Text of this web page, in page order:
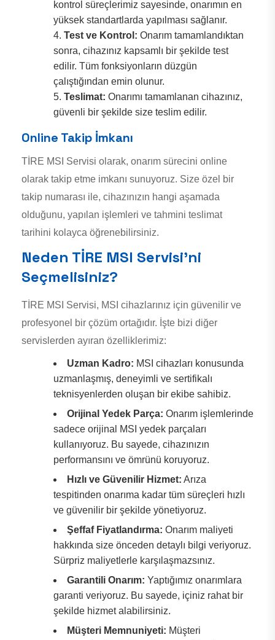
kontrol süreçlerimiz sayesinde, onarımın en
yüksek standartlarda yapılması sağlanır.
Test ve Kontrol: Onarım tamamlandıktan
sonra, cihazınız kapsamlı bir şekilde test
edilir. Tüm fonksiyonların düzgün
çalıştığından emin olunur.
Teslimat: Onarımı tamamlanan cihazınız,
güvenli bir şekilde size teslim edilir.
Online Takip İmkanı
TİRE MSI Servisi olarak, onarım sürecini online
olarak takip etme imkanı sunuyoruz. Size özel bir
takip numarası ile, cihazınızın hangi aşamada
olduğunu, yapılan işlemleri ve tahmini teslimat
tarihini kolayca öğrenebilirsiniz.
Neden TİRE MSI Servisi’ni
Seçmelisiniz?
TİRE MSI Servisi, MSI cihazlarınız için güvenilir ve
profesyonel bir çözüm ortağıdır. İşte bizi diğer
servislerden ayıran özelliklerimiz:
Uzman Kadro: MSI cihazları konusunda
uzmanlaşmış, deneyimli ve sertifikalı
teknisyenlerden oluşan bir ekibe sahibiz.
Orijinal Yedek Parça: Onarım işlemlerinde
sadece orijinal MSI yedek parçaları
kullanıyoruz. Bu sayede, cihazınızın
performansını ve ömrünü koruyoruz.
Hızlı ve Güvenilir Hizmet: Arıza
tespitinden onarıma kadar tüm süreçleri hızlı
ve güvenilir bir şekilde yönetiyoruz.
Şeffaf Fiyatlandırma: Onarım maliyeti
hakkında size önceden detaylı bilgi veriyoruz.
Sürpriz maliyetlerle karşılaşmazsınız.
Garantili Onarım: Yaptığımız onarımlara
garanti veriyoruz. Bu sayede, içiniz rahat bir
şekilde hizmet alabilirsiniz.
Müşteri Memnuniyeti: Müşteri